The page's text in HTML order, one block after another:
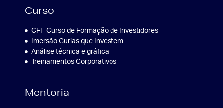
Curso
CFI- Curso de Formação de Investidores
Imersão Gurias que Investem
Análise técnica e gráfica
Treinamentos Corporativos
Mentoria